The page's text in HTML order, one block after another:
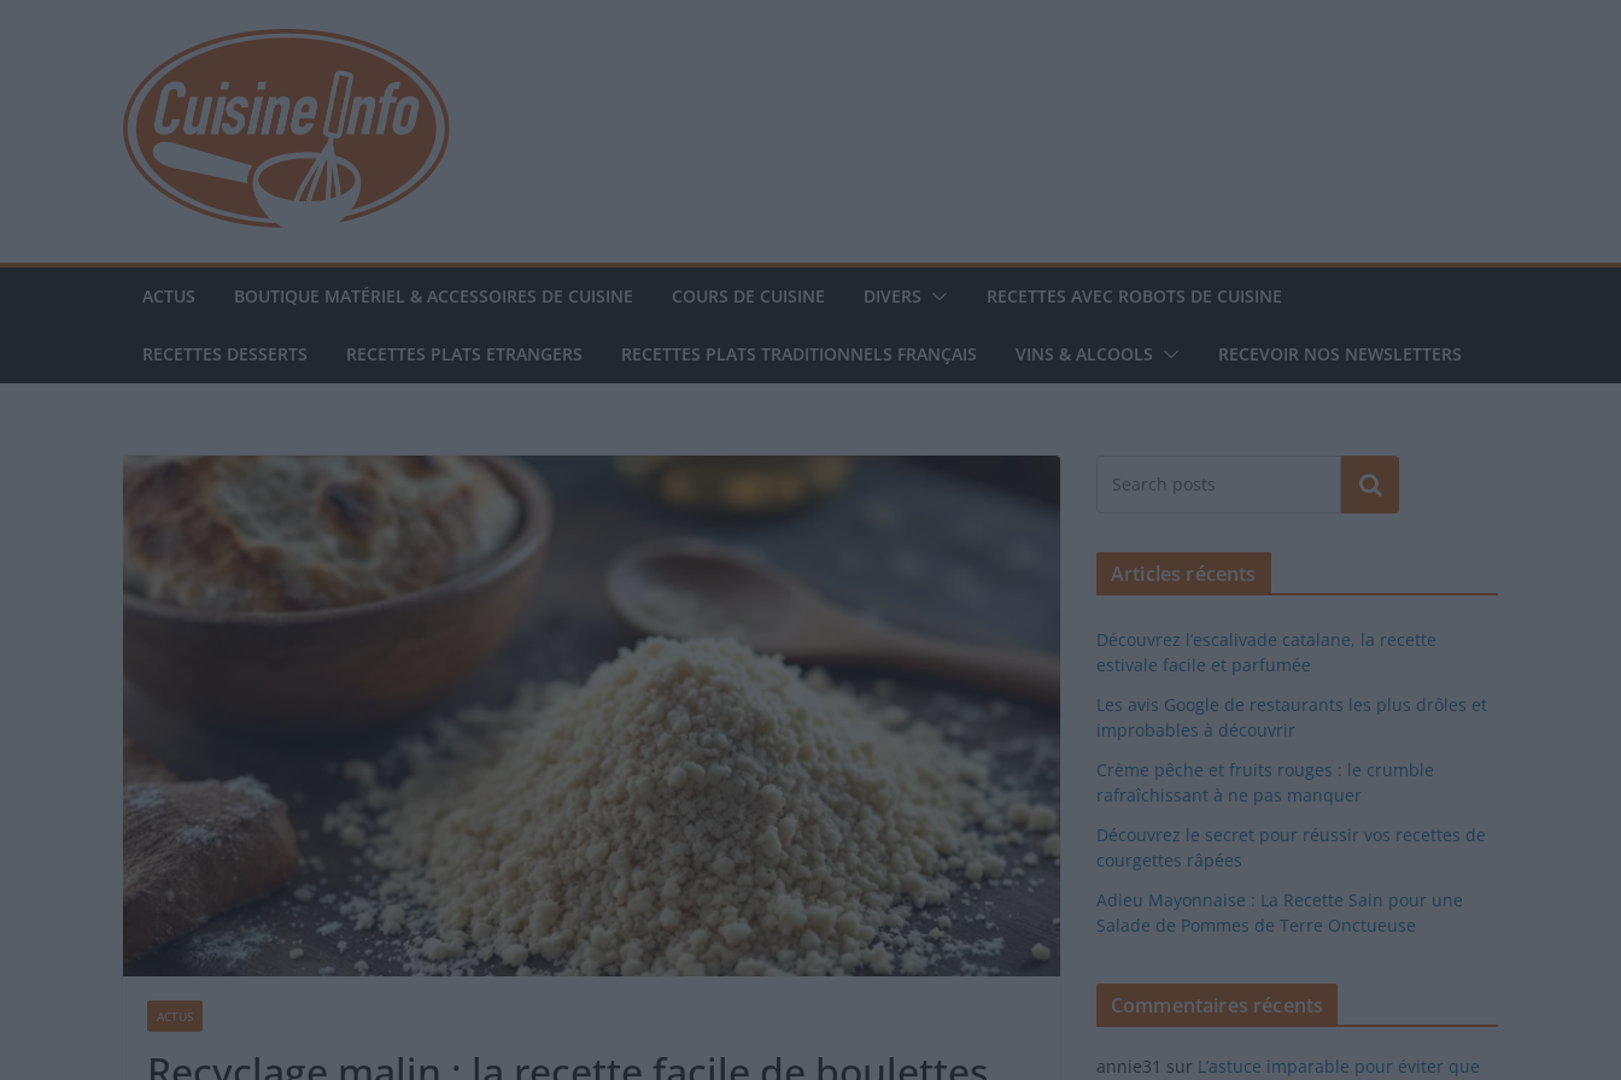
ACTUS BOUTIQUE MATÉRIEL & ACCESSOIRES DE CUISINE COURS DE CUISINE DIVERS RECETTES AVEC ROBOTS DE CUISINE
RECETTES DESSERTS RECETTES PLATS ETRANGERS RECETTES PLATS TRADITIONNELS FRANÇAIS VINS & ALCOOLS RECEVOIR NOS NEWSLETTERS
ACTUS
Rechercher
Articles récents
Découvrez l’escalivade catalane, la recette
estivale facile et parfumée
Les avis Google de restaurants les plus drôles et
improbables à découvrir
Crème pêche et fruits rouges : le crumble
rafraîchissant à ne pas manquer
Découvrez le secret pour réussir vos recettes de
courgettes râpées
Adieu Mayonnaise : La Recette Sain pour une
Salade de Pommes de Terre Onctueuse
Commentaires récents
annie31 sur L’astuce imparable pour éviter que